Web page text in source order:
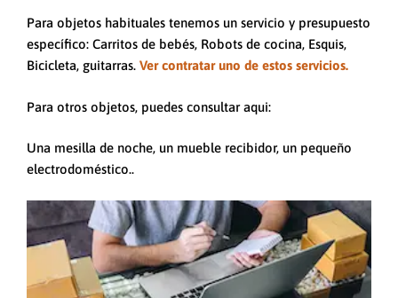
Para objetos habituales tenemos un servicio y presupuesto
específico: Carritos de bebés, Robots de cocina, Esquis,
Bicicleta, guitarras. Ver contratar uno de estos servicios.
Para otros objetos, puedes consultar aqui:
Una mesilla de noche, un mueble recibidor, un pequeño
electrodoméstico..